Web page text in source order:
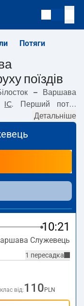
Потяги
поїздів
– Варшава
IC. Перший потяг
також інші
і зазвичай
Детальніше
10:21
Служевець
1 пересадка
від: 110 PLN